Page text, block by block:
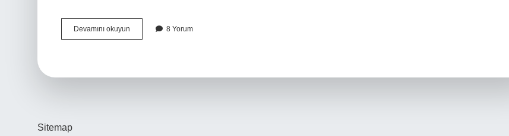
Devamını okuyun
Ve
8 Yorum
Sitemap